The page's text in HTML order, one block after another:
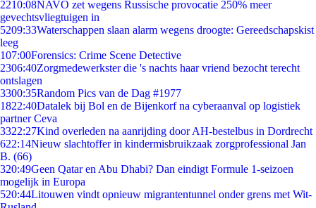
2210:08NAVO zet wegens Russische provocatie 250% meer
gevechtsvliegtuigen in
5209:33Waterschappen slaan alarm wegens droogte: Gereedschapskist
leeg
107:00Forensics: Crime Scene Detective
2306:40Zorgmedewerkster die 's nachts haar vriend bezocht terecht
ontslagen
3300:35Random Pics van de Dag #1977
1822:40Datalek bij Bol en de Bijenkorf na cyberaanval op logistiek
partner Ceva
3322:27Kind overleden na aanrijding door AH-bestelbus in Dordrecht
622:14Nieuw slachtoffer in kindermisbruikzaak zorgprofessional Jan
B. (66)
320:49Geen Qatar en Abu Dhabi? Dan eindigt Formule 1-seizoen
mogelijk in Europa
520:44Litouwen vindt opnieuw migrantentunnel onder grens met Wit-